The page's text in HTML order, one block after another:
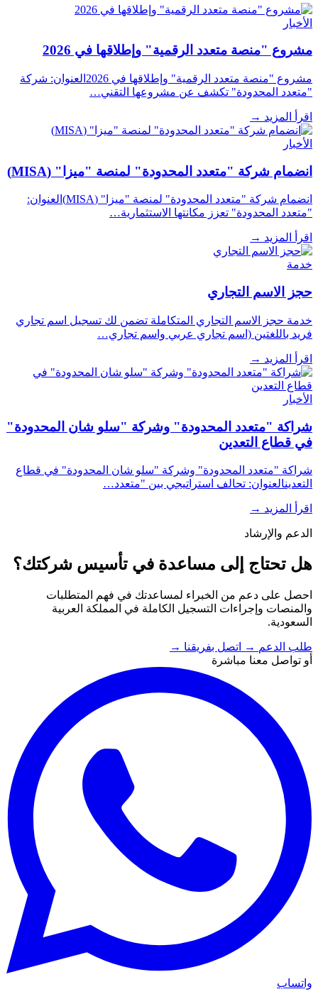
الأخبار
مشروع "منصة متعدد الرقمية" وإطلاقها في 2026
مشروع "منصة متعدد الرقمية" وإطلاقها في 2026العنوان: شركة
"متعدد المحدودة" تكشف عن مشروعها التقني…
اقرأ المزيد →
الأخبار
انضمام شركة "متعدد المحدودة" لمنصة "ميزا" (MISA)
انضمام شركة "متعدد المحدودة" لمنصة "ميزا" (MISA)العنوان:
"متعدد المحدودة" تعزز مكانتها الاستثمارية…
اقرأ المزيد →
خدمة
حجز الاسم التجاري
خدمة حجز الاسم التجاري المتكاملة تضمن لك تسجيل اسم تجاري
فريد باللغتين (اسم تجاري عربي واسم تجاري…
اقرأ المزيد →
الأخبار
شراكة "متعدد المحدودة" وشركة "سلو شان المحدودة"
في قطاع التعدين
شراكة "متعدد المحدودة" وشركة "سلو شان المحدودة" في قطاع
التعدينالعنوان: تحالف استراتيجي بين "متعدد…
اقرأ المزيد →
الدعم والإرشاد
هل تحتاج إلى مساعدة في تأسيس شركتك؟
احصل على دعم من الخبراء لمساعدتك في فهم المتطلبات
والمنصات وإجراءات التسجيل الكاملة في المملكة العربية
السعودية.
طلب الدعم → اتصل بفريقنا →
أو تواصل معنا مباشرة
واتساب